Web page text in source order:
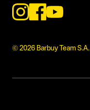
© 2026 Barbuy Team